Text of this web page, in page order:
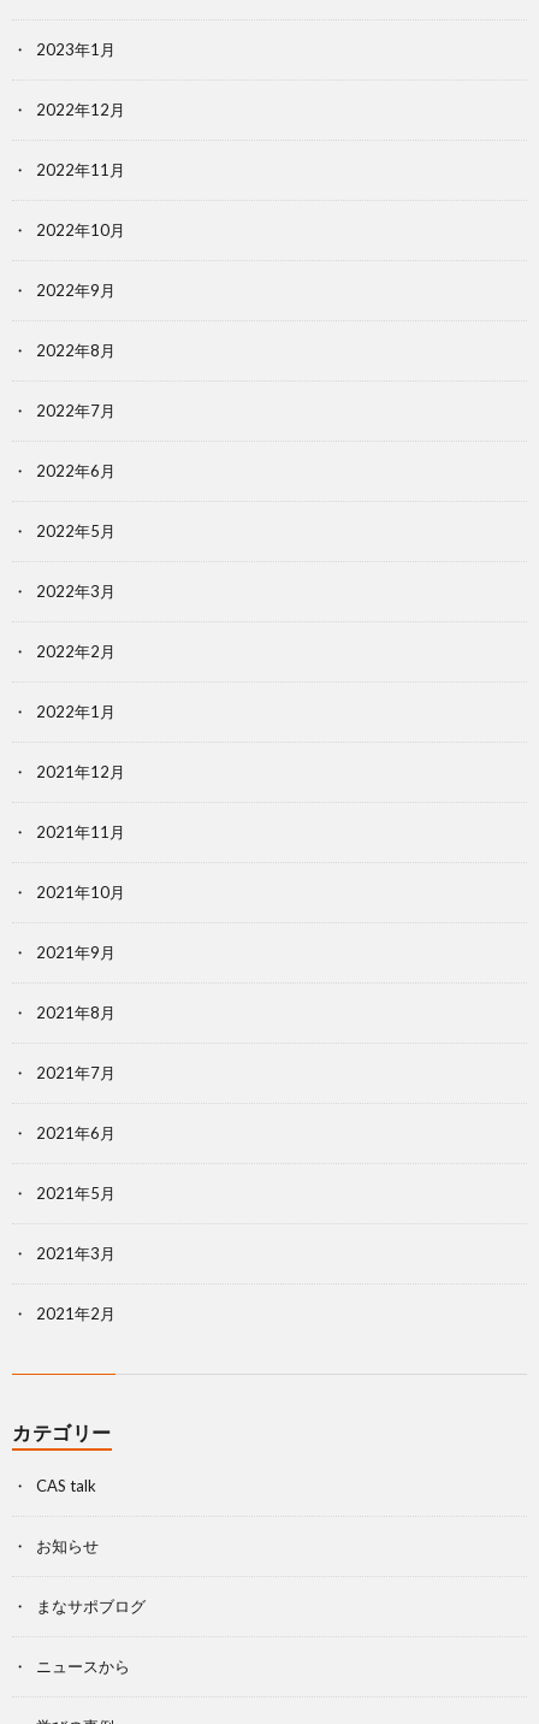
2023年1月
2022年12月
2022年11月
2022年10月
2022年9月
2022年8月
2022年7月
2022年6月
2022年5月
2022年3月
2022年2月
2022年1月
2021年12月
2021年11月
2021年10月
2021年9月
2021年8月
2021年7月
2021年6月
2021年5月
2021年3月
2021年2月
カテゴリー
CAS talk
お知らせ
まなサポブログ
ニュースから